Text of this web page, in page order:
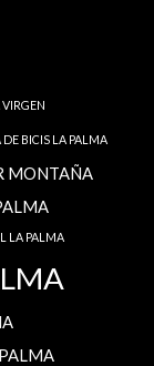
DE BICIS LA PALMA
MONTAÑA
LA PALMA